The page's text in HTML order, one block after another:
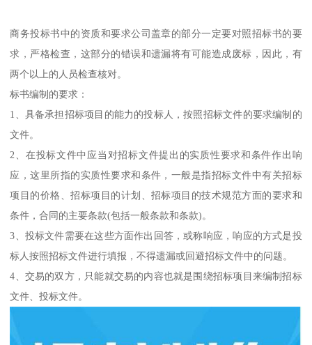
商务投标书中的资质和要求公司盖章的部分一定要对照招标书的要
求，严格检查，这部分的错误和遗漏将有可能造成废标，因此，有
两个以上的人员检查核对。
标书编制的要求：
1、具备承担招标项目的能力的投标人，按照招标文件的要求编制的
文件。
2、在投标文件中应当对招标文件提出的实质性要求和条件作出响
应，这里所指的实质性要求和条件，一般是指招标文件中有关招标
项目的价格、招标项目的计划、招标项目的技术规范方面的要求和
条件，合同的主要条款(包括一般条款和条款)。
3、投标文件需要在这些方面作出回答，或称响应，响应的方式是投
标人按照招标文件进行填报，不得遗漏或回避招标文件中的问题。
4、交易的双方，只能就交易的内容也就是围绕招标项目来编制招标
文件、投标文件。